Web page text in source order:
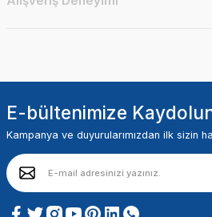
E-bültenimize
Kampanya ve duyurularımızdan ilk sizin